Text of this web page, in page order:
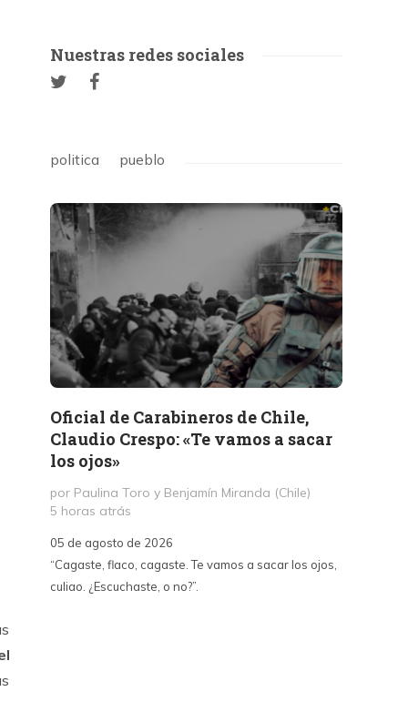
Nuestras redes sociales
politica pueblo
Oficial de Carabineros de Chile,
Claudio Crespo: «Te vamos a sacar
los ojos»
por Paulina Toro y Benjamín Miranda (Chile)
5 horas atrás
05 de agosto de 2026
“Cagaste, flaco, cagaste. Te vamos a sacar los ojos,
culiao. ¿Escuchaste, o no?”.